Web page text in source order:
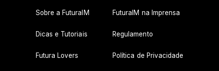
Sobre a FuturaIM FuturaIM na Imprensa
Dicas e Tutoriais Regulamento
Futura Lovers Política de Privacidade